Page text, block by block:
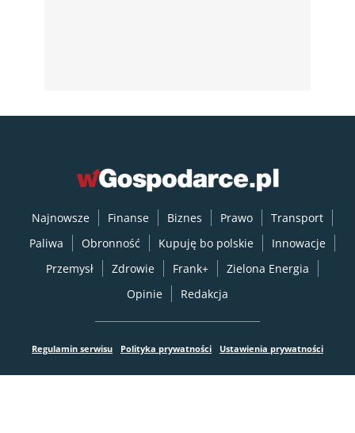
Najnowsze Finanse Biznes Prawo
Transport
Paliwa
Obronność Kupuję bo polskie
Innowacje
Przemysł
Zdrowie Frank+
Zielona Energia
Opinie
Redakcja
Regulamin serwisu Polityka prywatności Ustawienia prywatności